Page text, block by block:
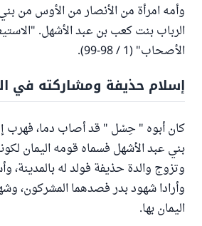
وأمه امرأة من الأنصار من الأوس من
الرباب بنت كعب بن عبد الأشهل.
الأصحاب" (1 / 98-99).
إسلام حذيفة ومشاركته في
كان أبوه " حِسْل " قد أصاب دما، فهرب
بني عبد الأشهل فسماه قومه اليمان
وتزوج والدة حذيفة فولد له بالمدينة،
وأرادا شهود بدر فصدهما المشركون،
اليمان بها.